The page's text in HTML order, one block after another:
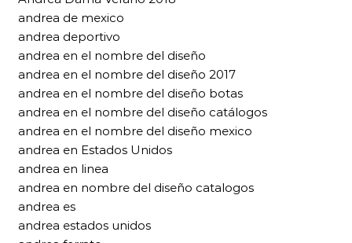
andrea de mexico
andrea deportivo
andrea en el nombre del diseño
andrea en el nombre del diseño 2017
andrea en el nombre del diseño botas
andrea en el nombre del diseño catálogos
andrea en el nombre del diseño mexico
andrea en Estados Unidos
andrea en linea
andrea en nombre del diseño catalogos
andrea es
andrea estados unidos